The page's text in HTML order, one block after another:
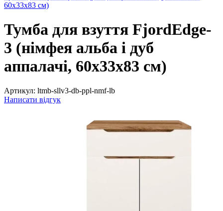
60х33х83 см)
Тумба для взуття FjordEdge-
3 (німфея альба і дуб
аппалачі, 60х33х83 см)
Артикул: ltmb-sllv3-db-ppl-nmf-lb
Написати відгук